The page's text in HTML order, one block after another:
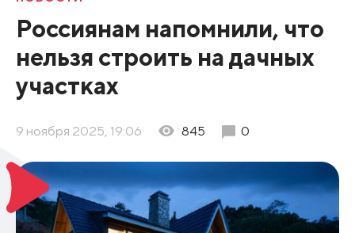
Россиянам напомнили, что
нельзя строить на дачных
участках
9 ноября 2025, 19:06 845 0